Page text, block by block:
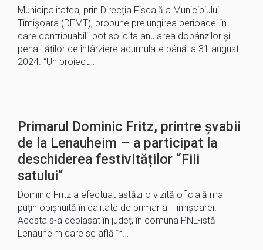
Municipalitatea, prin Direcția Fiscală a Municipiului
Timișoara (DFMT), propune prelungirea perioadei în
care contribuabilii pot solicita anularea dobânzilor și
penalităților de întârziere acumulate până la 31 august
2024. “Un proiect…
Primarul Dominic Fritz, printre șvabii
de la Lenauheim – a participat la
deschiderea festivităților “Fiii
satului“
Dominic Fritz a efectuat astăzi o vizită oficială mai
puțin obișnuită în calitate de primar al Timișoarei.
Acesta s-a deplasat în județ, în comuna PNL-istă
Lenauheim care se află în…